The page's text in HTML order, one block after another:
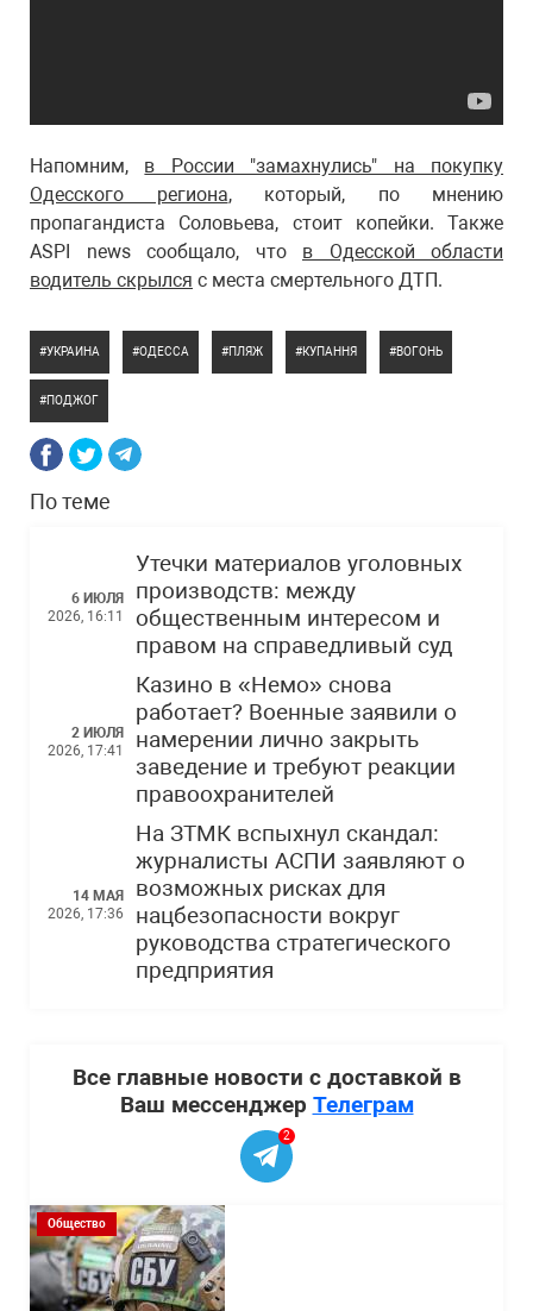
Напомним, в России "замахнулись" на покупку
Одесского региона, который, по мнению
пропагандиста Соловьева, стоит копейки. Также
ASPI news сообщало, что в Одесской области
водитель скрылся с места смертельного ДТП.
УКРАИНА ОДЕССА ПЛЯЖ КУПАННЯ ВОГОНЬ
ПОДЖОГ
По теме
6 ИЮЛЯ
2026, 16:11
Утечки материалов уголовных
производств: между
общественным интересом и
правом на справедливый суд
2 ИЮЛЯ
2026, 17:41
Казино в «Немо» снова
работает? Военные заявили о
намерении лично закрыть
заведение и требуют реакции
правоохранителей
14 МАЯ
2026, 17:36
На ЗТМК вспыхнул скандал:
журналисты АСПИ заявляют о
возможных рисках для
нацбезопасности вокруг
руководства стратегического
предприятия
Все главные новости с доставкой в
Ваш мессенджер Телеграм
2
Общество